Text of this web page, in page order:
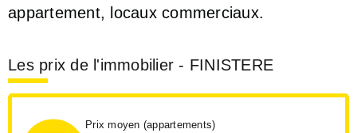
appartement, locaux commerciaux.
Les prix de l'immobilier - FINISTERE
Prix moyen (appartements)